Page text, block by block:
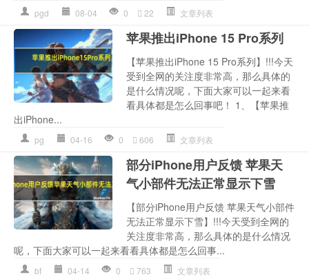
pgd 08-04 0 22 文章列表
苹果推出iPhone 15 Pro系列
【苹果推出iPhone 15 Pro系列】!!!今天
受到全网的关注度非常高，那么具体的
是什么情况呢，下面大家可以一起来看
看具体都是怎么回事吧！ 1、【苹果推
出iPhone...
pg 04-16 0 606 文章列表
部分iPhone用户反馈 苹果天
气小部件无法正常显示下雪
【部分iPhone用户反馈 苹果天气小部件
无法正常显示下雪】!!!今天受到全网的
关注度非常高，那么具体的是什么情况
呢，下面大家可以一起来看看具体都是怎么回事...
bf 04-14 0 763 文章列表